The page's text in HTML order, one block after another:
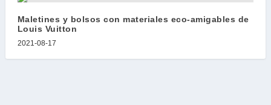
Maletines y bolsos con materiales eco-amigables de
Louis Vuitton
2021-08-17